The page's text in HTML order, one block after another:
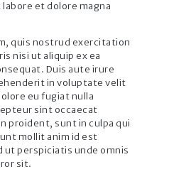
et dolore magna
quis nostrud exercitation
nisi ut aliquip ex ea
Duis aute irure
in voluptate velit
eu fugiat nulla
sint occaecat
proident, sunt in culpa qui
mollit anim id est
ut perspiciatis unde omnis
sit.